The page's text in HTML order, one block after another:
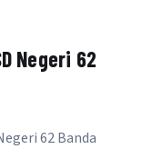
Negeri 62
62 Banda